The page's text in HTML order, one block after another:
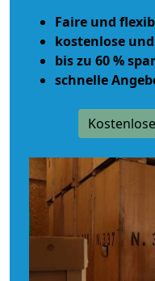
Faire und
kostenlose
bis zu 60 %
schnelle